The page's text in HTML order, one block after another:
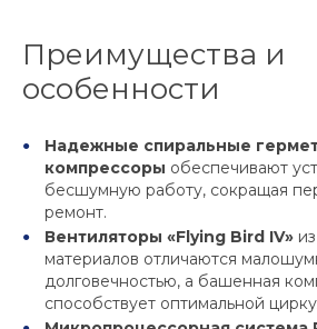
Преимущества и
особенности
Надежные спиральные
компрессоры обеспечивают
бесшумную работу, сокращая
ремонт.
Вентиляторы «Flying Bird IV»
материалов отличаются
долговечностью, а башенная
способствует оптимальной